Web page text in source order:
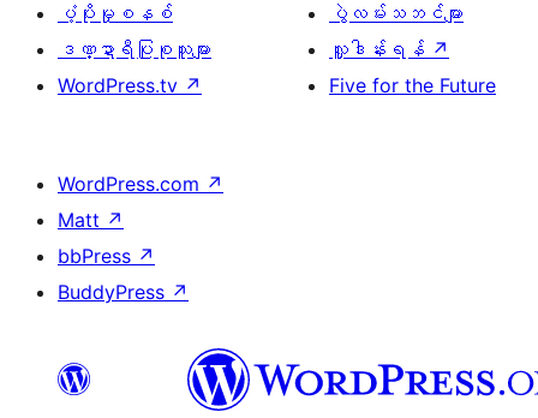
ပံ့ပိုးမှုစနစ်
ဒဏ္ဍာရီပြုစုသူများ
WordPress.tv ↗
ပွဲလမ်းသဘင်များ
လှူဒါန်းရန် ↗
Five for the Future
WordPress.com ↗
Matt ↗
bbPress ↗
BuddyPress ↗